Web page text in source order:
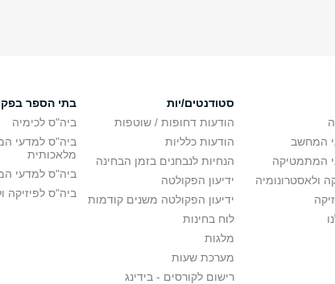
המחשב
המתמטיקה
ולאסטרונומיה
סטודנטים/יות
הודעות דחופות / שוטפות
הודעות כלליות
הנחיות לנבחנים בזמן הבחינה
ידיעון הפקולטה
ידיעון הפקולטה משנים קודמות
לוח בחינות
מלגות
מערכת שעות
רישום לקורסים - בידינג
בתי הספר
ביה"ס לכימיה
ביה"ס למדעי
מלאכותית
ביה"ס למדעי
ביה"ס לפיזיקה